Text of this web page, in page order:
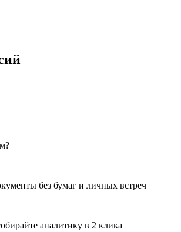
без бумаг и личных встреч
аналитику в 2 клика